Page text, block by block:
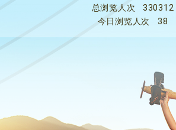
总浏览人次
330312
今日浏览人次
38